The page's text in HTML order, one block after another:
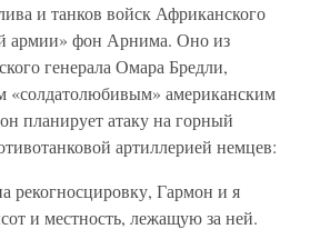
и танков войск Африканского
армии» фон Арнима. Оно из
генерала Омара Бредли,
«солдатолюбивым» американским
планирует атаку на горный
артиллерией немцев:
рекогносцировку, Гармон и я
и местность, лежащую за ней.